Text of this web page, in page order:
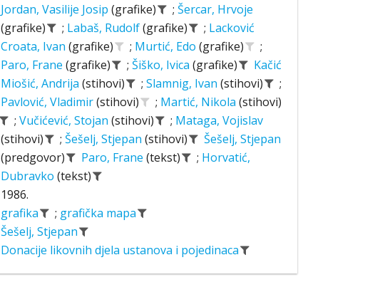
Jordan, Vasilije Josip (grafike) ; Šercar, Hrvoje
(grafike)
; Labaš, Rudolf(grafike) ; Lacković
Croata, Ivan (grafike) ; Murtić, Edo (grafike)
;
Paro, Frane (grafike) ; Šiško, Ivica (grafike)
Kačić
Miošić, Andrija (stihovi) ; Slamnig, Ivan (stihovi)
;
Pavlović, Vladimir(stihovi) ; Martić, Nikola (stihovi)
; Vučićević, Stojan (stihovi) ; Mataga, Vojislav
(stihovi)
; Šešelj, Stjepan (stihovi)
Šešelj, Stjepan
(predgovor)
Paro, Frane (tekst) ; Horvatić,
Dubravko (tekst)
1986.
grafika ; grafička mapa
Šešelj, Stjepan
Donacije likovnih djela ustanova i pojedinaca